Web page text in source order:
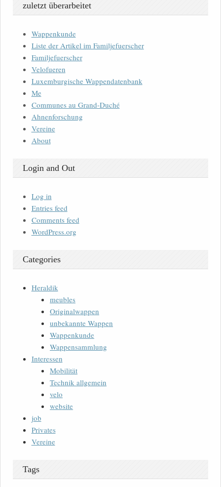
zuletzt überarbeitet
Wappenkunde
Liste der Artikel im Familjefuerscher
Familjefuerscher
Velofueren
Luxemburgische Wappendatenbank
Me
Communes au Grand-Duché
Ahnenforschung
Vereine
About
Login and Out
Log in
Entries feed
Comments feed
WordPress.org
Categories
Heraldik
meubles
Originalwappen
unbekannte Wappen
Wappenkunde
Wappensammlung
Interessen
Mobilität
Technik allgemein
velo
website
job
Privates
Vereine
Tags